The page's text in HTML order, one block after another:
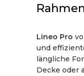
Lineo Pro
und
längliche
Decke oder